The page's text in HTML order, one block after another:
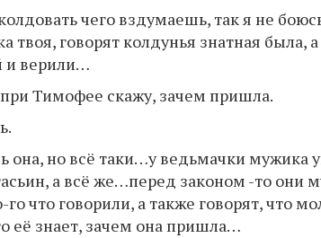
чего вздумаешь, так я не
твоя, говорят колдунья знатная
и верили…
Тимофее скажу, зачем пришла.
она, но всё таки…у ведьмачки мужика
а всё же…перед законом -то они
го что говорили, а также говорят, что
её знает, зачем она пришла…